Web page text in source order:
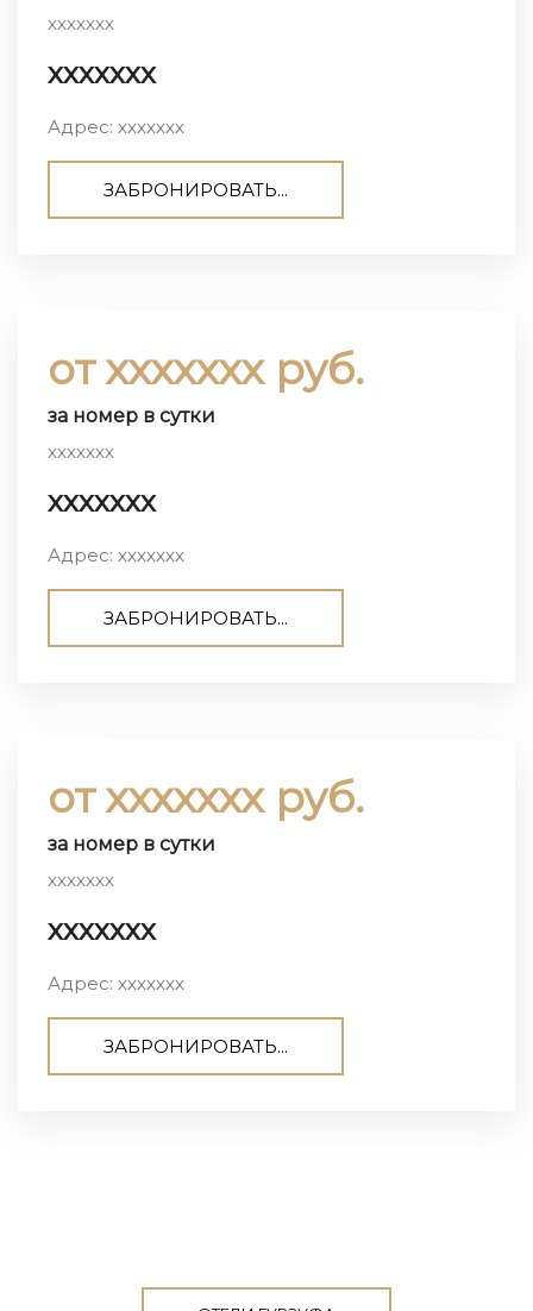
ххххххх
ххххххх
Адрес: ххххххх
ЗАБРОНИРОВАТЬ...
от ххххххх руб.
за номер в сутки
ххххххх
ххххххх
Адрес: ххххххх
ЗАБРОНИРОВАТЬ...
от ххххххх руб.
за номер в сутки
ххххххх
ххххххх
Адрес: ххххххх
ЗАБРОНИРОВАТЬ...